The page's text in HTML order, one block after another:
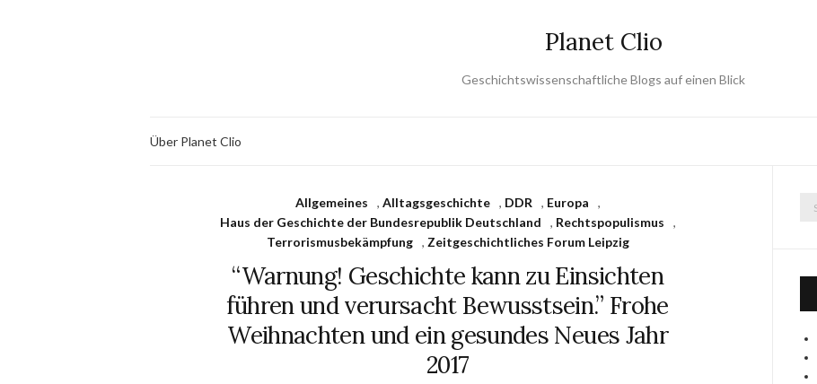
Planet Clio
Geschichtswissenschaftliche Blogs auf einen Blick
Über Planet Clio
Allgemeines , Alltagsgeschichte , DDR , Europa
,
Haus der Geschichte der Bundesrepublik Deutschland
, Rechtspopulismus
,
Terrorismusbekämpfung
, Zeitgeschichtliches Forum Leipzig
“Warnung! Geschichte kann zu Einsichten
führen und verursacht Bewusstsein.” Frohe
Weihnachten und ein gesundes Neues Jahr
2017